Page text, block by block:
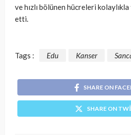
ve hızlı bölünen hücreleri
etti.
Tags : Edu Kanser
SHARE ON
SHARE ON